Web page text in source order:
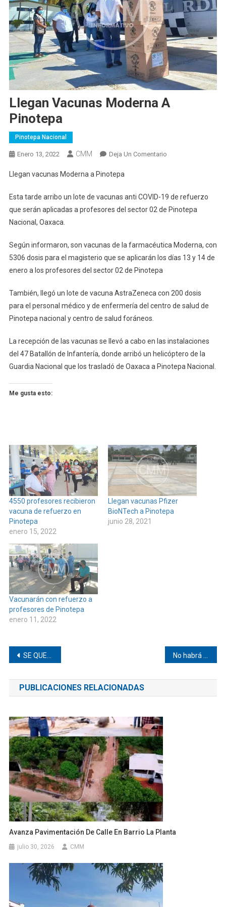
Llegan Vacunas Moderna A
Pinotepa
Pinotepa Nacional
Enero 13, 2022 CMM Deja Un ComentarioEn
A
Pinotepa
Llegan vacunas Moderna a Pinotepa
Esta tarde arribo un lote de vacunas anti COVID-19 de refuerzo
que serán aplicadas a profesores del sector 02 de Pinotepa
Nacional, Oaxaca.
Según informaron, son vacunas de la farmacéutica Moderna, con
5306 dosis para el magisterio que se aplicarán los días 13 y 14 de
enero a los profesores del sector 02 de Pinotepa
También, llegó un lote de vacuna AstraZeneca con 200 dosis
para el personal médico y de enfermería del centro de salud de
Pinotepa nacional y centro de salud foráneos.
La recepción de las vacunas se llevó a cabo en las instalaciones
del 47 Batallón de Infantería, donde arribó un helicóptero de la
Guardia Nacional que los trasladó de Oaxaca a Pinotepa Nacional.
Me gusta esto:
4550 profesores recibieron
vacuna de refuerzo en
Pinotepa
enero 15, 2022
Llegan vacunas Pfizer
BioNTech a Pinotepa
junio 28, 2021
Vacunarán con refuerzo a
profesores de Pinotepa
enero 11, 2022
Navegación
de
entradas
SE QUEMA CAMIONETA DE VALORES CON TODO Y DINERO, EN LA CARRETERA #PINOTEPA – TLAXIACO No habrá clases presenciales en Pinotepa
PUBLICACIONES RELACIONADAS
Avanza Pavimentación De Calle En Barrio La Planta
julio 30, 2026 CMM